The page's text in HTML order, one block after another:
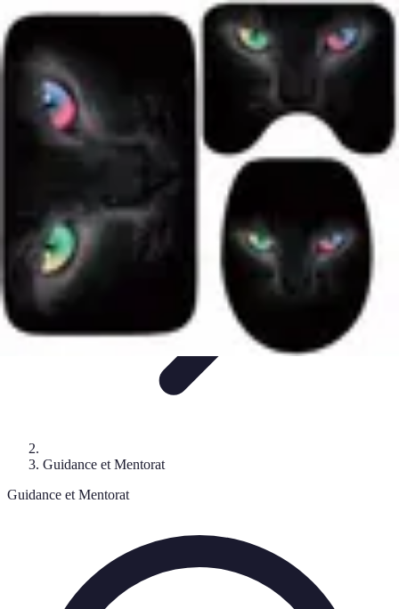
Guidance Créateurs
Guidance et Mentorat
Outils et RessourcesAccompagnement et
Mentorat
Inspiration
Guidance Créateurs
Guidance et Mentorat
Guidance et Mentorat